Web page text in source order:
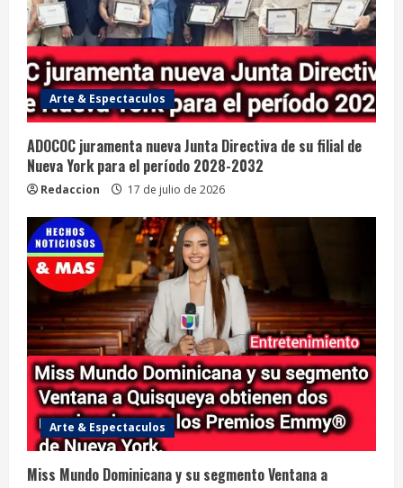
Arte & Espectaculos
ADOCOC juramenta nueva Junta Directiva de su filial de
Nueva York para el período 2028-2032
Redaccion 17 de julio de 2026
Arte & Espectaculos
Miss Mundo Dominicana y su segmento Ventana a